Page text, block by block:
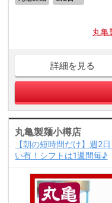
丸亀
詳細を見る
丸亀製麺小樽店
【朝の短時間だけ】週2
い有！シフトは1週間毎♪